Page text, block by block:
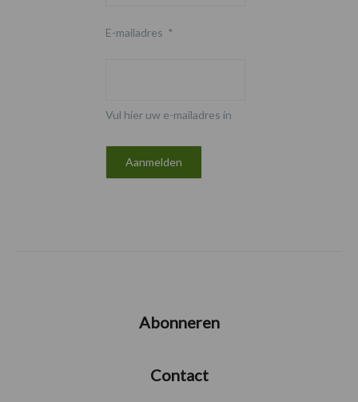
E-mailadres *
Vul hier uw e-mailadres in
Abonneren
Contact